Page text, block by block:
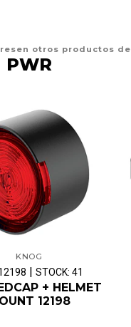
otros productos de
PWR
KNOG
| STOCK: 41
+ HELMET
12198